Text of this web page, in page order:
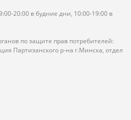
20:00 в будние дни, 10:00-19:00 в
по защите прав потребителей:
Партизанского р-на г.Минска, отдел